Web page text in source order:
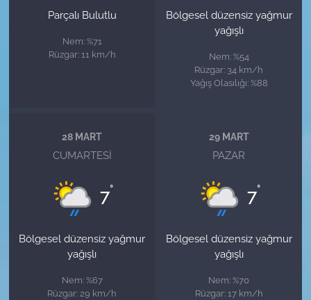
Parçalı Bulutlu
Nem: %71
Rüzgar: 11 km/h
Bölgesel düzensiz yağmur
yağışlı
Nem: %54
Rüzgar: 34 km/h
Yağış Olasılığı: %88
28 MART
CUMARTESI
7°
Bölgesel düzensiz yağmur
yağışlı
Nem: %67
Rüzgar: 29 km/h
29 MART
PAZAR
7°
Bölgesel düzensiz yağmur
yağışlı
Nem: %70
Rüzgar: 17 km/h